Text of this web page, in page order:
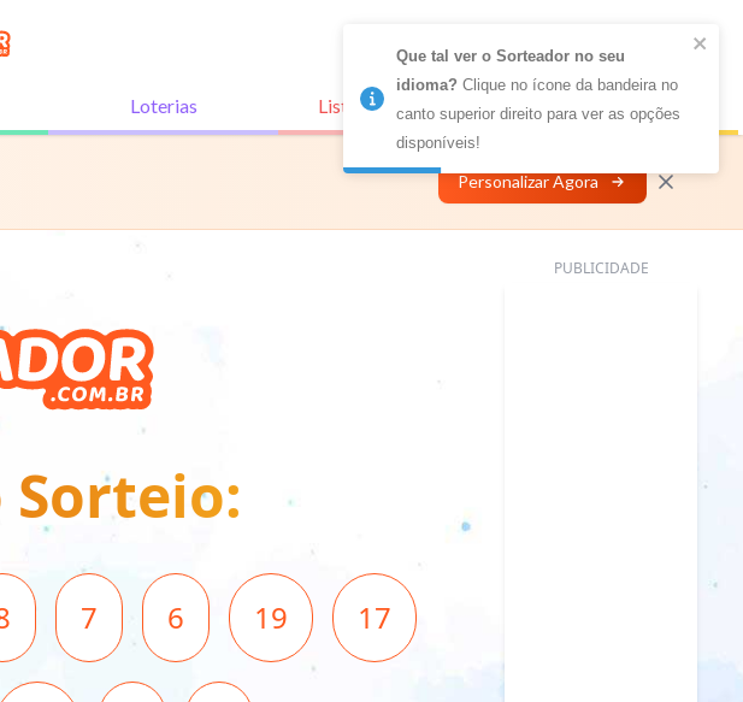
Loterias Listas Conectadas Personalizar
Personalizar Agora
Sorteio:
7 6 19 17
PUBLICIDADE
Que tal ver o Sorteador no seu
idioma? Clique no ícone da bandeira no
canto superior direito para ver as opções
disponíveis!